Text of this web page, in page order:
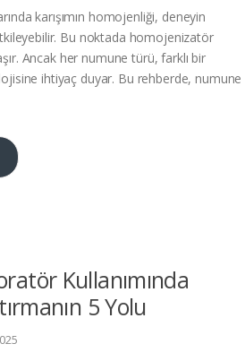
karışımın homojenliği, deneyin
Bu noktada homojenizatör
Ancak her numune türü, farklı bir
ihtiyaç duyar. Bu rehberde, numune
Kullanımında
5 Yolu